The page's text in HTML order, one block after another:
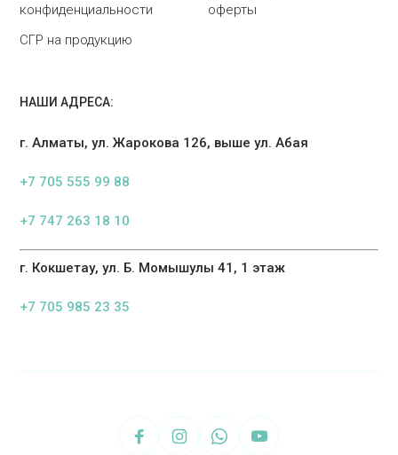
конфиденциальности
оферты
СГР на продукцию
НАШИ АДРЕСА:
г. Алматы, ул. Жарокова 126, выше ул. Абая
+7 705 555 99 88
+7 747 263 18 10
г. Кокшетау, ул. Б. Момышулы 41, 1 этаж
+7 705 985 23 35